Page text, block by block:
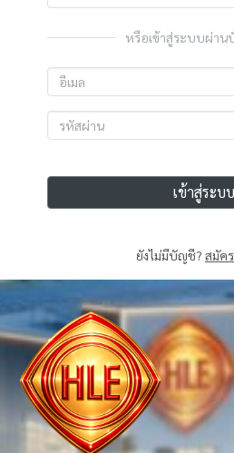
หรือเข้าสู่ระบบผ่าน
เข้าสู่ระบบ
ยังไม่มีบัญชี? สมัค